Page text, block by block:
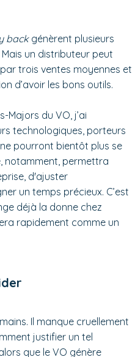
backgénèrent plusieurs
un distributeur peut
trois ventes moyennes et
d’avoir les bons outils.
Majors du VO, j’ai
technologiques, porteurs
pourront bientôt plus se
notamment, permettra
d'ajuster
un temps précieux. C’est
déjà la donne chez
rapidement comme un
Il manque cruellement
justifier un tel
que le VO génère